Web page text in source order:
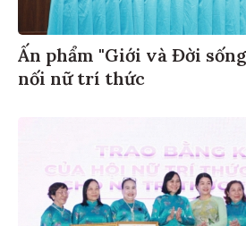
Ấn phẩm "Giới và Đời
nối nữ trí thức